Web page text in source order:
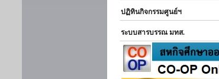
ปฏิทินกิจกรรมศูนย์ฯ
ระบบสารบรรณ มทส.